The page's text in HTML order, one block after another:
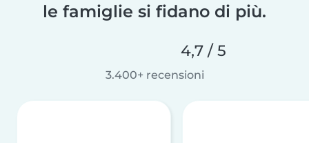
le famiglie si fidano di più.
4,7 / 5
3.400+ recensioni